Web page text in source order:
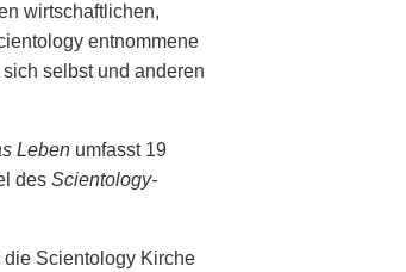
wirtschaftlichen,
entnommene
selbst und anderen
Leben umfasst 19
des Scientology-
Scientology Kirche